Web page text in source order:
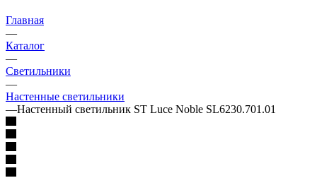
Главная
—
Каталог
—
Светильники
—
Настенные светильники
—Настенный светильник ST Luce Noble SL6230.701.01